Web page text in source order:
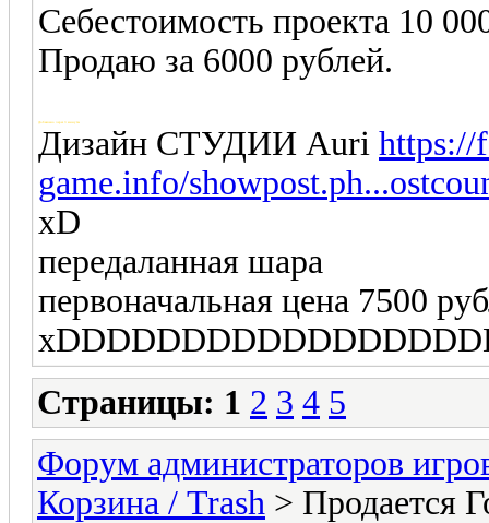
Себестоимость проекта 10
Продаю за 6000 рублей.
Добавлено через 3 минуты
Дизайн СТУДИИ Auri https://
game.info/
xD
передаланная шара
первоначальная цена 7500
Страницы: 1 2 3 4 5
Форум администраторов
Корзина / Trash > Продается